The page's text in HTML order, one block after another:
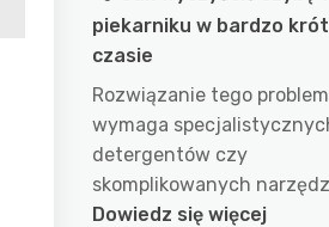
gotować
wodę
w
garnku
aby
uzyskać
idealny
piekarniku w bardzo
czasie
Rozwiązanie tego
wymaga
detergentów czy
skomplikowanych
Dowiedz się więcej: